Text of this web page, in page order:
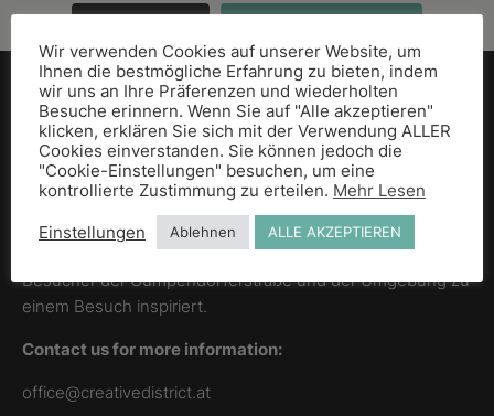
CREATIVE DISTRICT
CREATIVE DISTRICT ist ein Projekt für Kreative, von
Kreativen.
Dieser besondere Ort verlangt nach einem gemeinsamen
Guide, der seine Einzigartigkeit dokumentiert und die
Besucher der Gumpendorferstraße und der Umgebung zu
einem Besuch inspiriert.
Contact us for more information:
office@creativedistrict.at
Wir verwenden Cookies auf unserer Website, um
Ihnen die bestmögliche Erfahrung zu bieten, indem
wir uns an Ihre Präferenzen und wiederholten
Besuche erinnern. Wenn Sie auf "Alle akzeptieren"
klicken, erklären Sie sich mit der Verwendung ALLER
Cookies einverstanden. Sie können jedoch die
"Cookie-Einstellungen" besuchen, um eine
kontrollierte Zustimmung zu erteilen. Mehr Lesen
Einstellungen Ablehnen ALLE AKZEPTIEREN